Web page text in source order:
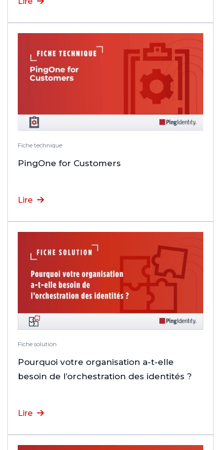
Fiche technique
PingOne for Customers
Lire
Fiche solution
Pourquoi votre organisation a-t-elle
besoin de l’orchestration des identités ?
Lire